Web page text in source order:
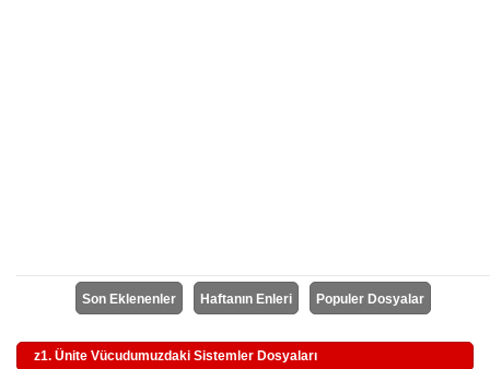
Son Eklenenler Haftanın Enleri Populer Dosyalar
z1. Ünite Vücudumuzdaki Sistemler Dosyaları